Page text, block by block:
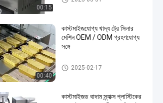
00:15
00:40
কাস্টমাইজযোগ্য খাদ্য ট্রে সিলার
মেশিন OEM / ODM গ্রহণযোগ্য
সঙ্গে
ফুড ট্রে সিলার মেশিন
2025-02-17
কাস্টমাইজড বাদাম স্ন্যাক্স প্লাস্টিকের